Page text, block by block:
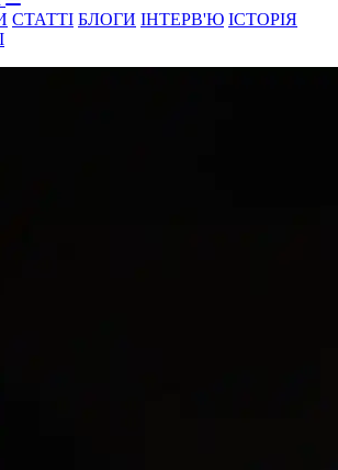
СТАТТІ БЛОГИ ІНТЕРВ'Ю ІСТОРІЯ